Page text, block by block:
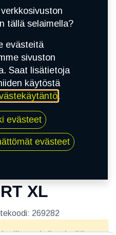
SPORT XL
XL
269282
tällä selaimella?
evästeitä
sivuston
Saat lisätietoja
käytöstä
.
evästeet
evästeet